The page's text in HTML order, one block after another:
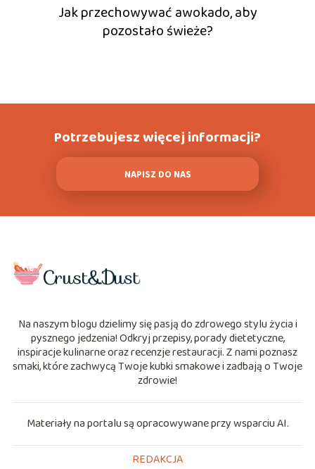
Jak przechowywać awokado, aby
pozostało świeże?
Potrzebujesz więcej informacji?
NAPISZ DO NAS
Na naszym blogu dzielimy się pasją do zdrowego stylu życia i
pysznego jedzenia! Odkryj przepisy, porady dietetyczne,
inspiracje kulinarne oraz recenzje restauracji. Z nami poznasz
smaki, które zachwycą Twoje kubki smakowe i zadbają o Twoje
zdrowie!
Materiały na portalu są opracowywane przy wsparciu AI.
REDAKCJA